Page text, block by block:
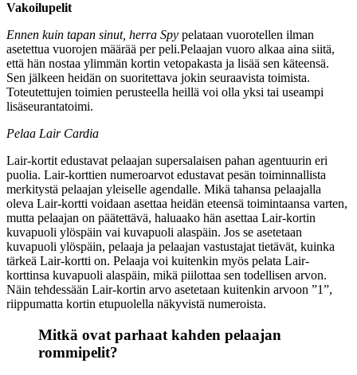
Vakoilupelit
Ennen kuin tapan sinut, herra Spy pelataan vuorotellen ilman
asetettua vuorojen määrää per peli.Pelaajan vuoro alkaa aina siitä,
että hän nostaa ylimmän kortin vetopakasta ja lisää sen käteensä.
Sen jälkeen heidän on suoritettava jokin seuraavista toimista.
Toteutettujen toimien perusteella heillä voi olla yksi tai useampi
lisäseurantatoimi.
Pelaa Lair Cardia
Lair-kortit edustavat pelaajan supersalaisen pahan agentuurin eri
puolia. Lair-korttien numeroarvot edustavat pesän toiminnallista
merkitystä pelaajan yleiselle agendalle. Mikä tahansa pelaajalla
oleva Lair-kortti voidaan asettaa heidän eteensä toimintaansa varten,
mutta pelaajan on päätettävä, haluaako hän asettaa Lair-kortin
kuvapuoli ylöspäin vai kuvapuoli alaspäin. Jos se asetetaan
kuvapuoli ylöspäin, pelaaja ja pelaajan vastustajat tietävät, kuinka
tärkeä Lair-kortti on. Pelaaja voi kuitenkin myös pelata Lair-
korttinsa kuvapuoli alaspäin, mikä piilottaa sen todellisen arvon.
Näin tehdessään Lair-kortin arvo asetetaan kuitenkin arvoon ”1”,
riippumatta kortin etupuolella näkyvistä numeroista.
Mitkä ovat parhaat kahden pelaajan
rommipelit?